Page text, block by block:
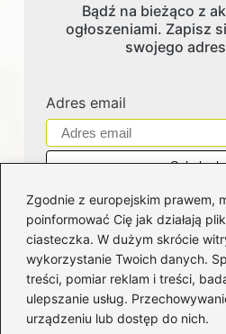
Zgodnie z europejskim prawem,
poinformować Cię jak działają
ciasteczka. W dużym skrócie
wykorzystanie Twoich danych.
treści, pomiar reklam i treści,
ulepszanie usług.
urządzeniu lub dostęp do nich.
Bądź na bieżąco z
ogłoszeniami. Zapisz
swojego
Adres email
Kategorie
Bankowość (181)